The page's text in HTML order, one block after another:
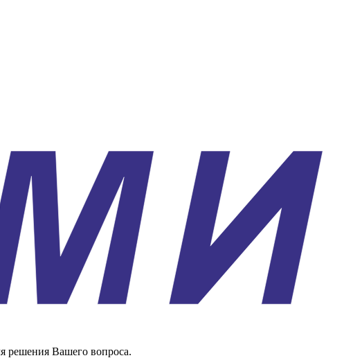
решения Вашего вопроса.